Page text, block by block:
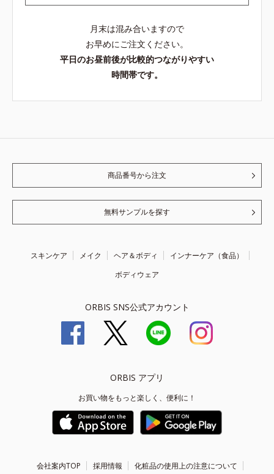
月末は混み合いますので
お早めにご注文ください。
平日のお昼前後が比較的つながりやすい
時間帯です。
商品番号から注文
無料サンプルを探す
スキンケア メイク ヘア＆ボディ
インナーケア（食品）
ボディウェア
ORBIS SNS公式アカウント
ORBIS アプリ
お買い物をもっと楽しく、便利に！
会社案内TOP 採用情報 化粧品の使用上の注意について